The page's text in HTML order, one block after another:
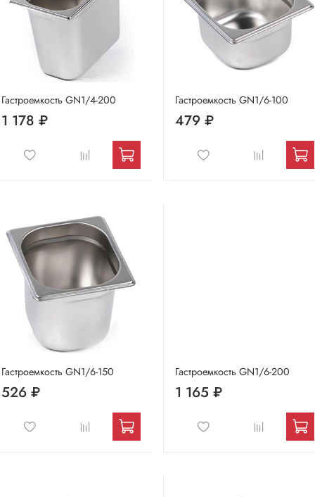
Гастроемкость GN1/4-200
1 178 ₽
Гастроемкость GN1/6-100
479 ₽
Гастроемкость GN1/6-150
526 ₽
Гастроемкость GN1/6-200
1 165 ₽